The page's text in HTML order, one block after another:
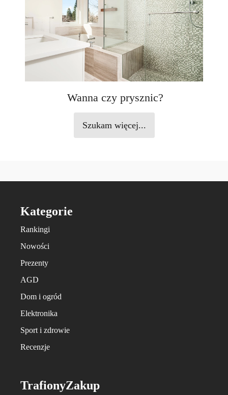
Wanna czy prysznic?
Szukam więcej...
Kategorie
Rankingi
Nowości
Prezenty
AGD
Dom i ogród
Elektronika
Sport i zdrowie
Recenzje
TrafionyZakup